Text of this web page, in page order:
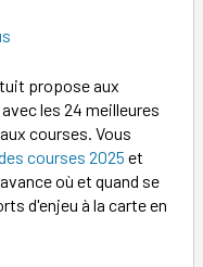
propose aux
avec les 24 meilleures
courses. Vous
courses 2025 et
où et quand se
d'enjeu à la carte en